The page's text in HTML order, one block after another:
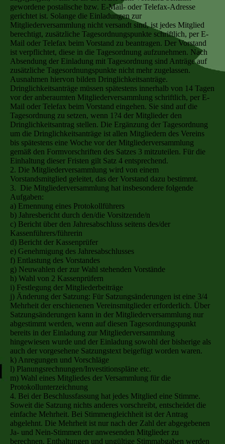
gewordene postalische bzw. E-Mail- oder Telefax-Adresse
gerichtet ist. Solange die Einladungen zur
Mitgliederversammlung nicht versandt sind, ist jedes Mitglied
berechtigt, zusätzliche Tagesordnungspunkte schriftlich, per E-
Mail oder Telefax beim Vorstand zu beantragen. Der Vorstand
ist verpflichtet, diese in die Tagesordnung aufzunehmen. Nach
Absendung der Einladung mit Tagesordnung sind Anträge auf
zusätzliche Tagesordnungspunkte nicht mehr zugelassen.
Ausnahmen hiervon bilden Dringlichkeitsanträge.
Dringlichkeitsanträge müssen spätestens innerhalb von 14 Tagen
vor der anberaumten Mitgliederversammlung schriftlich, per E-
Mail oder Telefax beim Vorstand eingehen. Sie sind auf die
Tagesordnung zu setzen, wenn 1?4 der Mitglieder den
Dringlichkeitsantrag stellen. Die Ergänzung der Tagesordnung
um die Dringlichkeitsanträge ist allen Mitgliedern des Vereins
bis spätestens eine Woche vor der Mitgliederversammlung
gemäß den Formvorschriften des Satzes 3 mitzuteilen. Für die
Einhaltung dieser Fristen gilt Satz 4 entsprechend.
2. Die Mitgliederversammlung wird von einem
Vorstandsmitglied geleitet, das der Vorstand dazu bestimmt.
3. Die Mitgliederversammlung hat insbesondere folgende
Aufgaben:
a) Ernennung eines Protokollführers
b) Jahresbericht durch den/die Vorsitzende/n
c) Bericht über den Jahresabschluss seitens des/der
Kassenführers/führerin
d) Bericht der Kassenprüfer
e) Genehmigung des Jahresabschlusses
f) Entlastung des Vorstandes
g) Neuwahlen der zur Wahl stehenden Vorstände
h) Wahl von 2 Kassenprüfern
i) Festlegung der Mitgliederbeiträge
j) Änderung der Satzung: Für Satzungsänderungen ist eine 3/4
Mehrheit der erschienenen Vereinsmitglieder erforderlich. Über
Satzungsänderungen kann in der Mitgliederversammlung nur
abgestimmt werden, wenn auf diesen Tagesordnungspunkt
bereits in der Einladung zur Mitgliederversammlung
hingewiesen wurde und der Einladung sowohl der bisherige als
auch der vorgesehene Satzungstext beigefügt worden waren.
k) Anregungen und Vorschläge
l) Planungsrechnungen/Investitionspläne etc.
m) Wahl eines Mitgliedes der Versammlung für die
Protokollunterzeichnung
4. Bei der Beschlussfassung hat jedes Mitglied eine Stimme.
Soweit die Satzung nichts anderes vorschreibt, entscheidet die
einfache Mehrheit. Bei Stimmengleichheit ist der Antrag
abgelehnt. Die Mehrheit ist nur nach der Zahl der abgegebenen
Ja- und Nein-Stimmen der anwesenden Mitglieder zu
berechnen. Enthaltungen und ungültige Stimmabgaben werden